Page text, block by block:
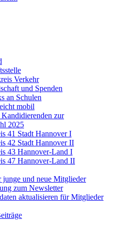
Verkehr
und Spenden
an Schulen
mobil
zur
2025
41 Stadt Hannover I
42 Stadt Hannover II
43 Hannover-Land I
47 Hannover-Land II
junge und neue Mitglieder
zum Newsletter
aktualisieren für Mitglieder